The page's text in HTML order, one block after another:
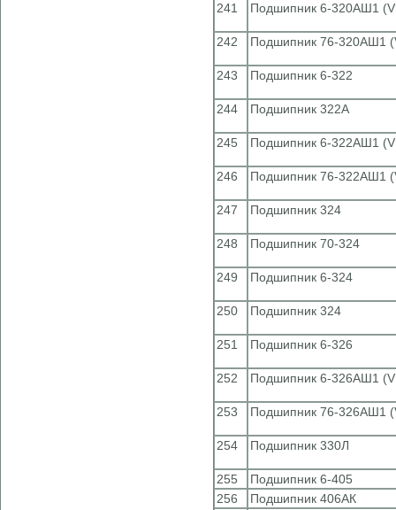
241 Подшипник 6-320АШ1
242 Подшипник 76-320АШ1
243 Подшипник 6-322
244 Подшипник 322А
245 Подшипник 6-322АШ1
246 Подшипник 76-322АШ1
247 Подшипник 324
248 Подшипник 70-324
249 Подшипник 6-324
250 Подшипник 324
251 Подшипник 6-326
252 Подшипник 6-326АШ1
253 Подшипник 76-326АШ1
254 Подшипник 330Л
255
Подшипник 6-405
256
Подшипник 406АК